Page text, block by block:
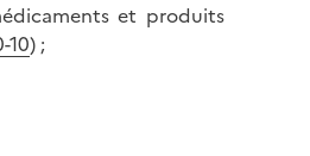
et produits
10) ;